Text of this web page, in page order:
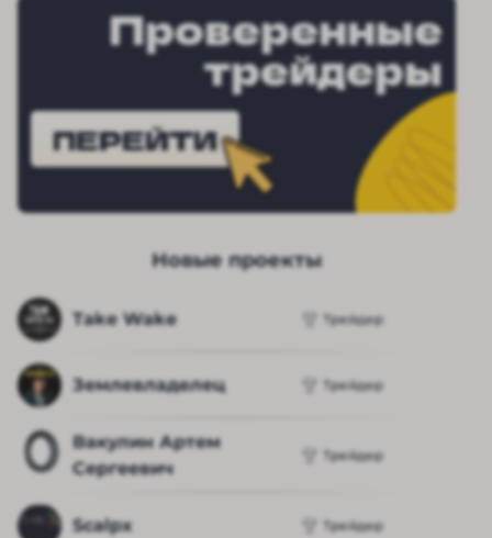
Проверенные
трейдеры
ПЕРЕЙТИ
Новые проекты
Take Wake Трейдер
Землевладелец Трейдер
Вакулин Артем
Сергеевич
Трейдер
Scalpx Трейдер